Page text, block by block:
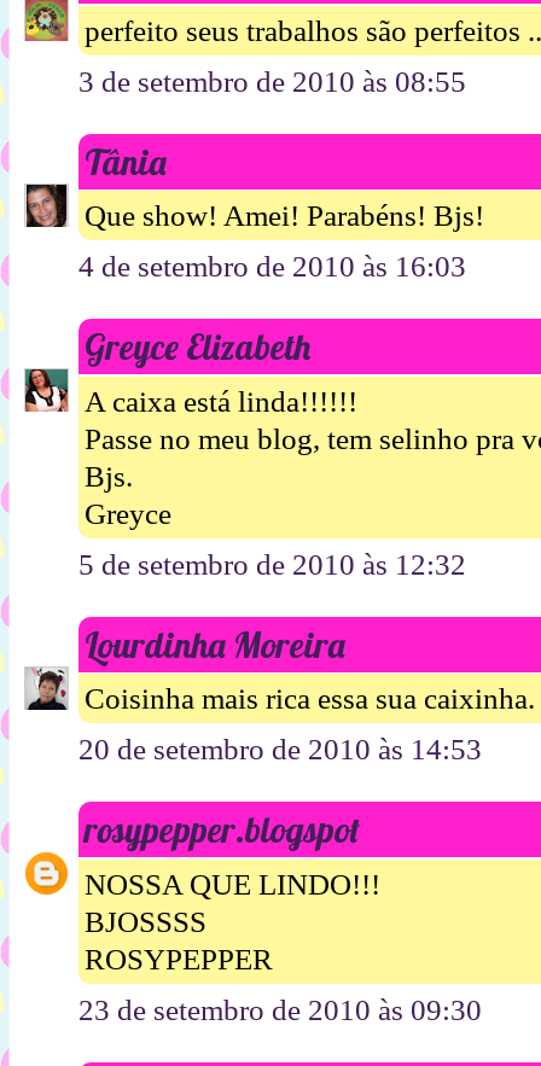
perfeito seus trabalhos são perfeitos
3 de setembro de 2010 às 08:55
Tânia
Que show! Amei! Parabéns! Bjs!
4 de setembro de 2010 às 16:03
Greyce Elizabeth
A caixa está linda!!!!!!
Passe no meu blog, tem selinho pra
Bjs.
Greyce
5 de setembro de 2010 às 12:32
Lourdinha Moreira
Coisinha mais rica essa sua
20 de setembro de 2010 às 14:53
rosypepper.blogspot
NOSSA QUE LINDO!!!
BJOSSSS
ROSYPEPPER
23 de setembro de 2010 às 09:30